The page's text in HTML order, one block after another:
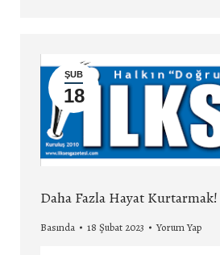
ŞUB
18
Daha Fazla Hayat Kurtarmak!
Basında 18 Şubat 2023 Yorum Yap